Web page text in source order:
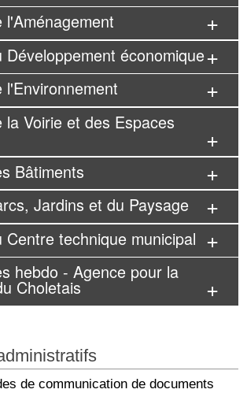
l'Aménagement
Développement économique
l'Environnement
la Voirie et des Espaces
Bâtiments
Jardins et du Paysage
Centre technique municipal
hebdo - Agence pour la
Choletais
de communication de documents